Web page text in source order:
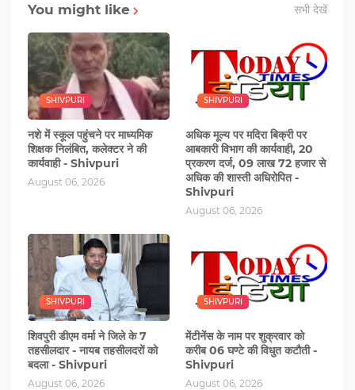
You might like सभी देखें
SHIVPURI
नशे में स्‍कूल पहुंचने पर माध्यमिक
शिक्षक निलंबित, कलेक्टर ने की
कार्यवाही - Shivpuri
August 06, 2026
SHIVPURI
अधिक मूल्य पर मदिरा बिक्री पर
आबकारी विभाग की कार्यवाही, 20
प्रकरण दर्ज, 09 लाख 72 हजार से
अधिक की शास्ती अधिरोपित -
Shivpuri
August 06, 2026
SHIVPURI
शिवपुरी डीएम वर्मा ने जिले के 7
तहसीलदार - नायब तहसीलदरों को
बदला - Shivpuri
August 06, 2026
SHIVPURI
मेंटीनेंस के नाम पर शुक्रवार को
करीब 06 घण्‍टे की विधुत कटौती -
Shivpuri
August 06, 2026